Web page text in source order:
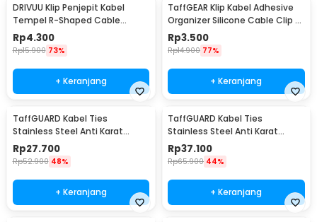
DRIVUU Klip Penjepit Kabel
Tempel R-Shaped Cable
Organizer 5 Holes - DR-515
Rp4.300
Rp15.900 73%
+ Keranjang
TaffGEAR Klip Kabel Adhesive
Organizer Silicone Cable Clip 7
Slot - KR-8006
Rp3.500
Rp14.900 77%
+ Keranjang
TaffGUARD Kabel Ties
Stainless Steel Anti Karat
Multifungsi 100 PCS
4.6x250mm - IF10
Rp27.700
Rp52.900 48%
+ Keranjang
TaffGUARD Kabel Ties
Stainless Steel Anti Karat
Multifungsi 100 PCS
4.6x450mm - IF10
Rp37.100
Rp65.900 44%
+ Keranjang